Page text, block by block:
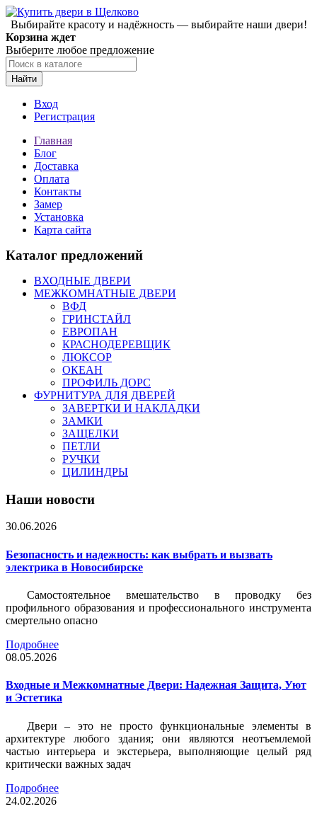
Выбирайте красоту и надёжность — выбирайте наши двери!
Корзина ждет
Выберите любое предложение
Найти
Вход
Регистрация
Главная
Блог
Доставка
Оплата
Контакты
Замер
Установка
Карта сайта
Каталог предложений
ВХОДНЫЕ ДВЕРИ
МЕЖКОМНАТНЫЕ ДВЕРИ
ВФД
ГРИНСТАЙЛ
ЕВРОПАН
КРАСНОДЕРЕВЩИК
ЛЮКСОР
ОКЕАН
ПРОФИЛЬ ДОРС
ФУРНИТУРА ДЛЯ ДВЕРЕЙ
ЗАВЕРТКИ И НАКЛАДКИ
ЗАМКИ
ЗАЩЕЛКИ
ПЕТЛИ
РУЧКИ
ЦИЛИНДРЫ
Наши новости
30.06.2026
Безопасность и надежность: как выбрать и вызвать
электрика в Новосибирске
Самостоятельное вмешательство в проводку без
профильного образования и профессионального инструмента
смертельно опасно
Подробнее
08.05.2026
Входные и Межкомнатные Двери: Надежная Защита, Уют
и Эстетика
Двери – это не просто функциональные элементы в
архитектуре любого здания; они являются неотъемлемой
частью интерьера и экстерьера, выполняющие целый ряд
критически важных задач
Подробнее
24.02.2026